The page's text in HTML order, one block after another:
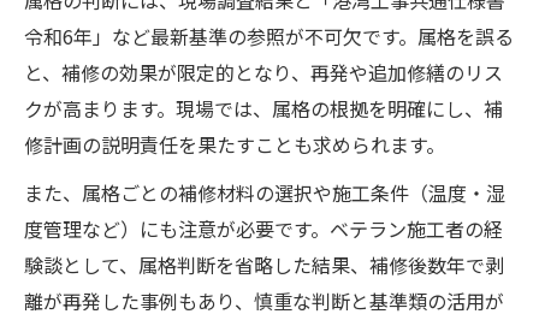
令和6年」など最新基準の参照が不可欠です。属格を誤る
と、補修の効果が限定的となり、再発や追加修繕のリス
クが高まります。現場では、属格の根拠を明確にし、補
修計画の説明責任を果たすことも求められます。
また、属格ごとの補修材料の選択や施工条件（温度・湿
度管理など）にも注意が必要です。ベテラン施工者の経
験談として、属格判断を省略した結果、補修後数年で剥
離が再発した事例もあり、慎重な判断と基準類の活用が